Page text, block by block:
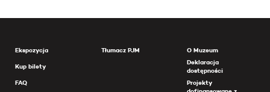
Ekspozycja
Kup bilety
FAQ
Tłumacz PJM
O Muzeum
Deklaracja
dostępności
Projekty